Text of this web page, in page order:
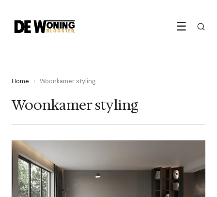
☰
Home › Woonkamer styling
Woonkamer styling